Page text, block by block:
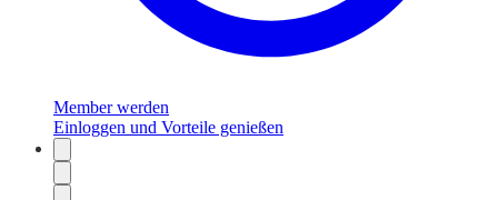
Member werden
Einloggen und Vorteile genießen